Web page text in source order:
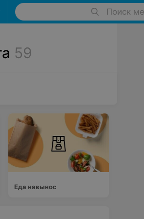
Поиск
59
Еда навынос